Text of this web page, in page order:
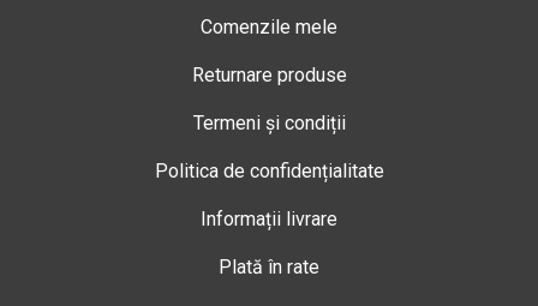
Comenzile mele
Returnare produse
Termeni și condiții
Politica de confidențialitate
Informații livrare
Plată în rate